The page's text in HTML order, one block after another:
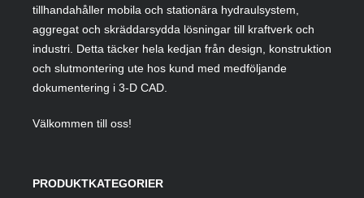
tillhandahåller mobila och stationära hydraulsystem,
aggregat och skräddarsydda lösningar till kraftverk och
industri. Detta täcker hela kedjan från design, konstruktion
och slutmontering ute hos kund med medföljande
dokumentering i 3-D CAD.
Välkommen till oss!
PRODUKTKATEGORIER